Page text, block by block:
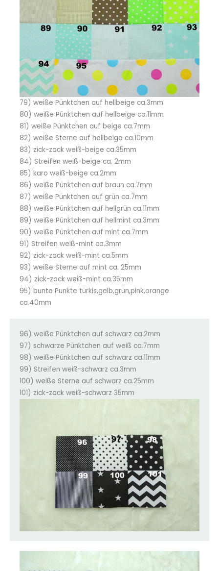
79) weiße Pünktchen auf hellbeige ca.3mm
80) weiße Pünktchen auf hellbeige ca.11mm
81) weiße Pünktchen auf beige ca.7mm
82) weiße Sterne auf hellbeige ca.10mm
83) zick-zack weiß-beige ca.35mm
84) Streifen weiß-beige ca. 2mm
85) karo weiß-beige ca.2mm
86) weiße Pünktchen auf braun ca.7mm
87) weiße Pünktchen auf grün ca.7mm
88) weiße Pünktchen auf hellgrün ca.11mm
89) weiße Pünktchen auf hellmint ca.3mm
90) weiße Pünktchen auf mint ca.7mm
91) Streifen weiß-mint ca.3mm
92) zick-zack weiß-mint ca.5mm
93) weiße Sterne auf mint ca. 25mm
94) zick-zack weiß-mint ca.35mm
95) bunte Punkte türkis,gelb,grün,pink,orange
ca.40mm
96) weiße Pünktchen auf schwarz ca.2mm
97) schwarze Pünktchen auf weiß ca.7mm
98) weiße Pünktchen auf schwarz ca.11mm
99) Streifen weiß-schwarz ca.3mm
100) weiße Sterne auf schwarz ca.25mm
101) zick-zack weiß-schwarz 35mm